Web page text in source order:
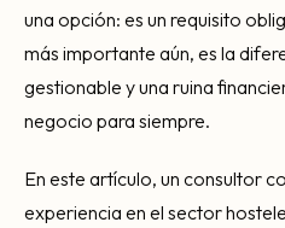
una opción: es un requisito
más importante aún, es la
gestionable y una ruina
negocio para siempre.
En este artículo, un consultor
experiencia en el sector